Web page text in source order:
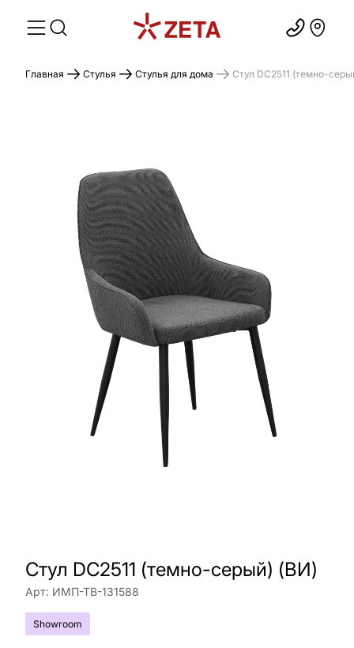
Главная Стулья Стулья для дома Стул DC2511 (темно-
Стул DC2511 (темно-серый) (ВИ)
Арт: ИМП-ТВ-131588
Showroom